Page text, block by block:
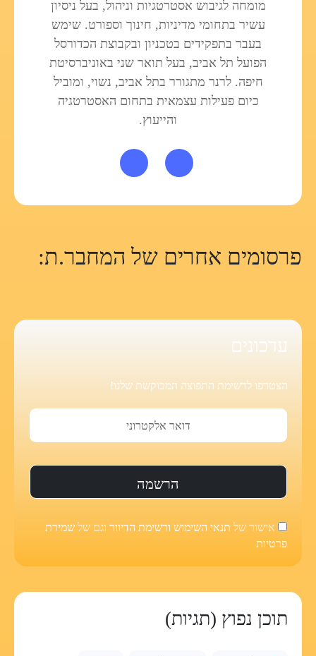
מומחה לגיבוש אסטרטגיות וניהול, בעל ניסיון
עשיר בתחומי מדיניות, חינוך וספורט. שימש
בעבר בתפקידים בטכניון ובקבוצת הכדורסל
הפועל תל אביב, בעל תואר שני באוניברסיטת
חיפה. לרנר מתגורר בתל אביב, נשוי, ומוביל
כיום פעילות עצמאית בתחום האסטרטגיה
והייעוץ.
פרסומים אחרים של המחבר.ת:
עדכונים
הצטרפו לרשימת התפוצה המבוקשת שלנו!
אישור של תנאי השימוש ורשימת הדיוור וגם שלשמירת
פרטיות
תוכן נפוץ (תגיות)